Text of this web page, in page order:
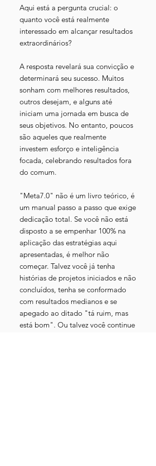
Aqui está a pergunta crucial: o
quanto você está realmente
interessado em alcançar resultados
extraordinários?
A resposta revelará sua convicção e
determinará seu sucesso. Muitos
sonham com melhores resultados,
outros desejam, e alguns até
iniciam uma jornada em busca de
seus objetivos. No entanto, poucos
são aqueles que realmente
investem esforço e inteligência
focada, celebrando resultados fora
do comum.
"Meta7.0" não é um livro teórico, é
um manual passo a passo que exige
dedicação total. Se você não está
disposto a se empenhar 100% na
aplicação das estratégias aqui
apresentadas, é melhor não
começar. Talvez você já tenha
histórias de projetos iniciados e não
concluídos, tenha se conformado
com resultados medianos e se
apegado ao ditado "tá ruim, mas
está bom". Ou talvez você continue